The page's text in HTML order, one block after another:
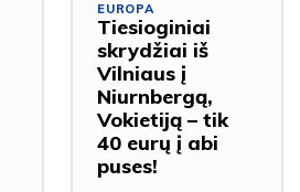
EUROPA
Tiesioginiai
skrydžiai iš
Vilniaus į
Niurnbergą,
Vokietiją – tik
40 eurų į abi
puses!